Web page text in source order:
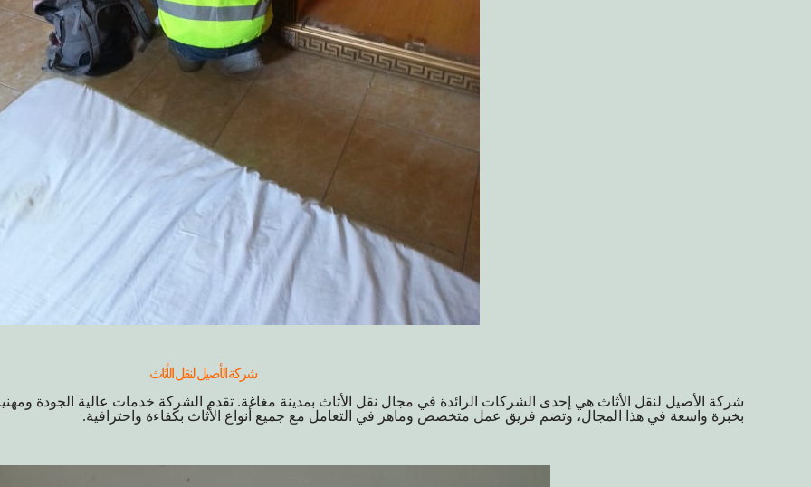
شركة الأصيل لنقل الأثاث
شركة الأصيل لنقل الأثاث هي إحدى الشركات الرائدة في مجال نقل الأثاث بمدينة مغاغة. تقدم الشركة خدمات عالية الجودة
بخبرة واسعة في هذا المجال، وتضم فريق عمل متخصص وماهر في التعامل مع جميع أنواع الأثاث بكفاءة واحترافية.